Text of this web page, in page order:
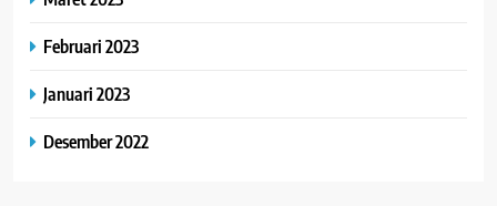
Februari 2023
Januari 2023
Desember 2022